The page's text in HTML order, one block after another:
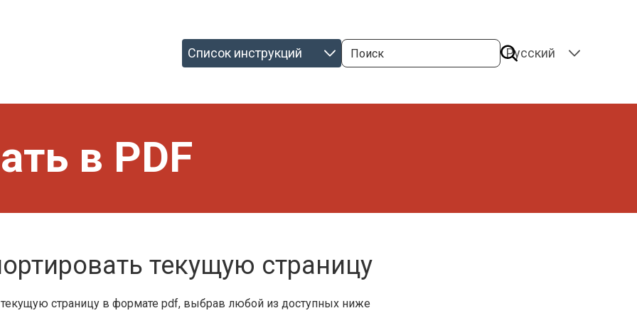
Поиск
SELECT
YOUR
в PDF
текущую страницу
текущую страницу в формате pdf, выбрав любой из доступных ниже